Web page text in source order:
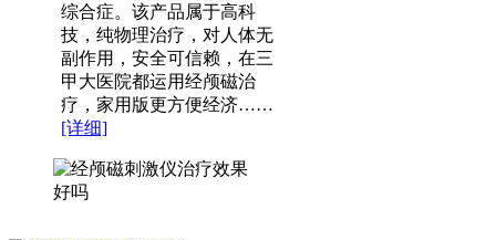
综合症。该产品属于高科
技，纯物理治疗，对人体无
副作用，安全可信赖，在三
甲大医院都运用经颅磁治
疗，家用版更方便经济……
[详细]